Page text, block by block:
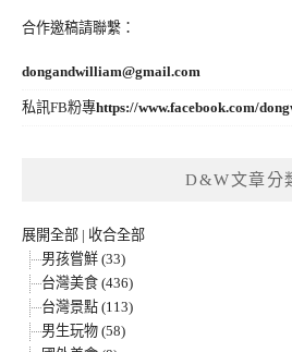
合作邀稿請聯繫：
dongandwilliam@gmail.com
私訊FB粉專https://www.facebook.com/
D&W文章分
展開全部 | 收合全部
男孩嘗鮮 (33)
台灣美食 (436)
台灣景點 (113)
男生玩物 (58)